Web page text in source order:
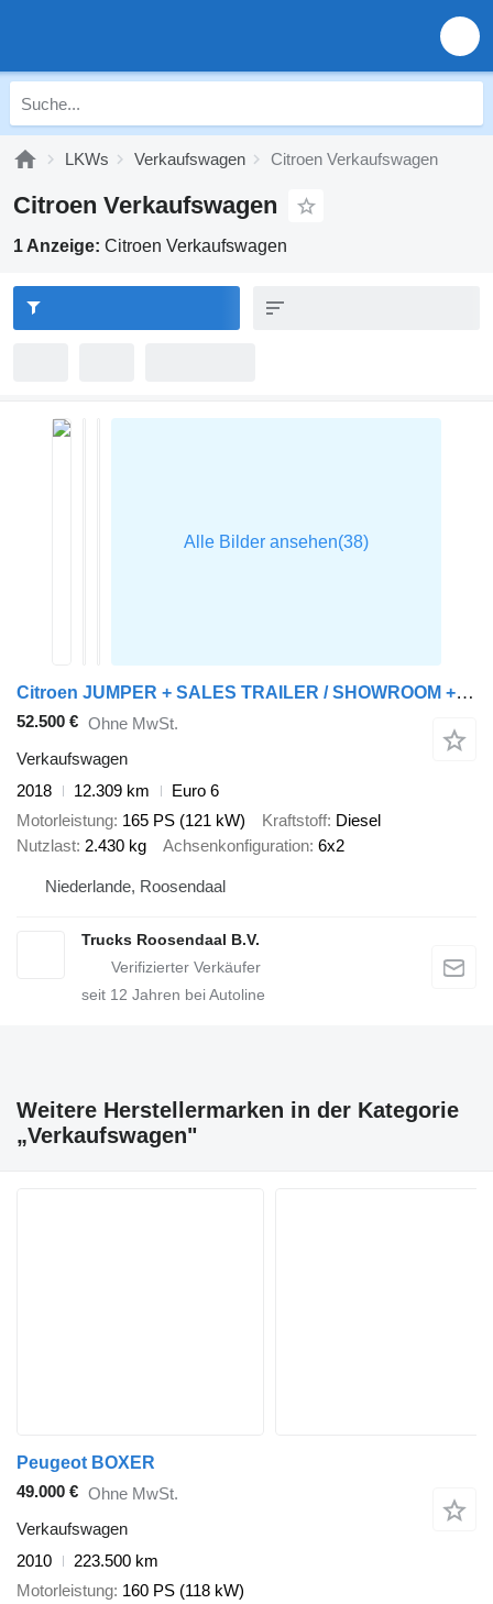
LKWs Verkaufswagen Citroen Verkaufswagen
Citroen Verkaufswagen
1 Anzeige: Citroen Verkaufswagen
Citroen JUMPER + SALES TRAILER / SHOWROOM + BAR/STAGE + 12,000 km
52.500 € Ohne MwSt.
Verkaufswagen
2018
12.309 km
Euro 6
Motorleistung 165 PS (121 kW) Kraftstoff Diesel
Nutzlast 2.430 kg Achsenkonfiguration 6x2
Niederlande, Roosendaal
Trucks Roosendaal B.V.
seit 12 Jahren bei Autoline
Weitere Herstellermarken in der Kategorie
„Verkaufswagen"
Peugeot BOXER
49.000 € Ohne MwSt.
Verkaufswagen
2010
223.500 km
Motorleistung 160 PS (118 kW)